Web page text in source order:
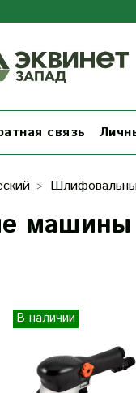
связь
машины
В наличии